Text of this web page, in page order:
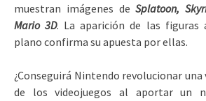
muestran imágenes de Splatoon,
Mario 3D. La aparición de las figuras
plano confirma su apuesta por ellas.
¿Conseguirá Nintendo revolucionar una
de los videojuegos al aportar un